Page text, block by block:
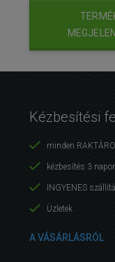
Kézbesítési
minden
kézbesítés 3
INGYENES
Üzletek
A VÁSÁRLÁSRÓL